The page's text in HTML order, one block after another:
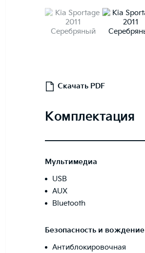
Скачать PDF
Комплектация
Мультимедиа
USB
AUX
Bluetooth
Безопасность и вождение
Антиблокировочная